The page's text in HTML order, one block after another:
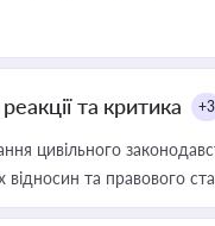
та критика +3
цивільного
та правового